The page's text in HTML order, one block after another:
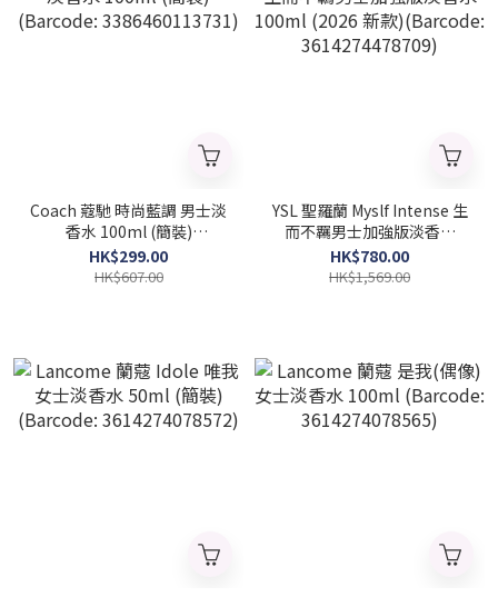
Coach 蔻馳 時尚藍調 男士淡
香水 100ml (簡裝)
(Barcode: 3386460113731)
HK$299.00
HK$607.00
YSL 聖羅蘭 Myslf Intense 生
而不羈男士加強版淡香水
100ml (2026 新款)
(Barcode: 3614274478709)
HK$780.00
HK$1,569.00